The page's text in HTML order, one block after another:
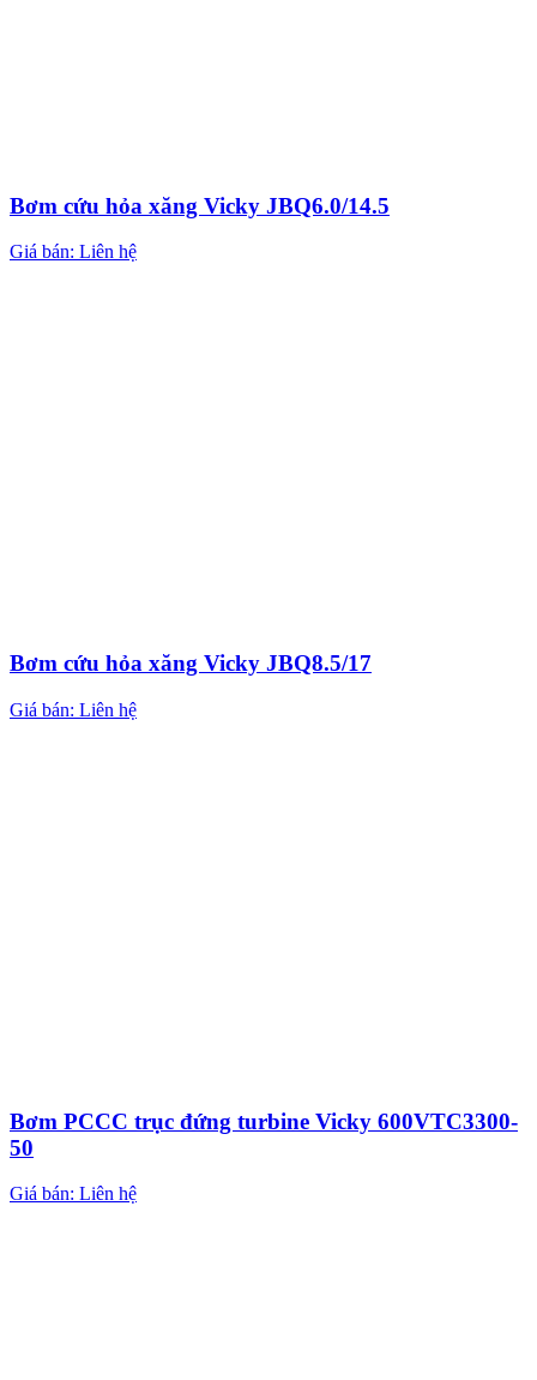
Bơm cứu hỏa xăng Vicky JBQ6.0/14.5
Giá bán: Liên hệ
Bơm cứu hỏa xăng Vicky JBQ8.5/17
Giá bán: Liên hệ
Bơm PCCC trục đứng turbine Vicky 600VTC3300-
50
Giá bán: Liên hệ